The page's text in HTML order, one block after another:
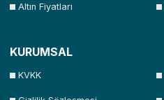
Altın Fiyatları
KURUMSAL
KVKK